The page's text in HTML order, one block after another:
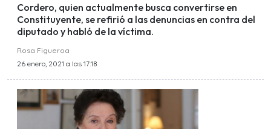
Cordero, quien actualmente busca convertirse en
Constituyente, se refirió a las denuncias en contra del
diputado y habló de la víctima.
Rosa Figueroa
26 enero, 2021 a las 17:18